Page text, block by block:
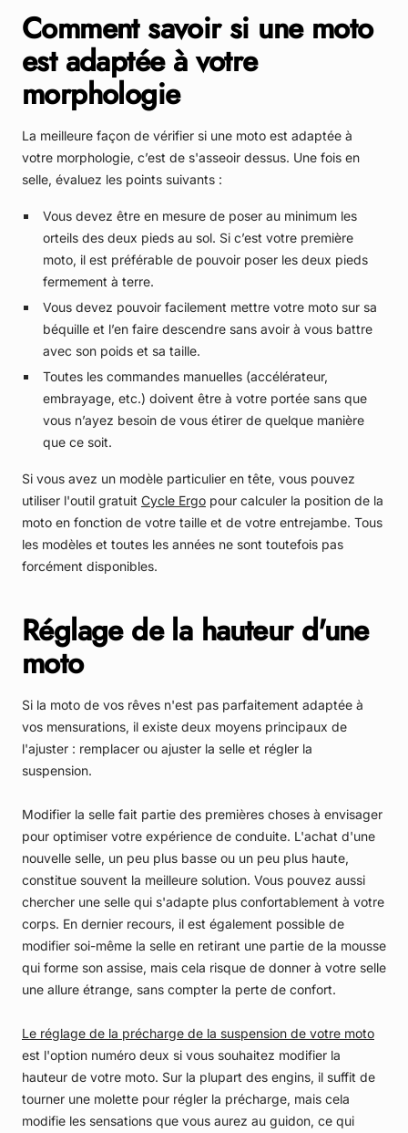
Comment savoir si une moto
est adaptée à votre
morphologie
La meilleure façon de vérifier si une moto est adaptée à
votre morphologie, c’est de s'asseoir dessus. Une fois en
selle, évaluez les points suivants :
Vous devez être en mesure de poser au minimum les
orteils des deux pieds au sol. Si c’est votre première
moto, il est préférable de pouvoir poser les deux pieds
fermement à terre.
Vous devez pouvoir facilement mettre votre moto sur sa
béquille et l’en faire descendre sans avoir à vous battre
avec son poids et sa taille.
Toutes les commandes manuelles (accélérateur,
embrayage, etc.) doivent être à votre portée sans que
vous n’ayez besoin de vous étirer de quelque manière
que ce soit.
Si vous avez un modèle particulier en tête, vous pouvez
utiliser l'outil gratuit Cycle Ergo pour calculer la position de la
moto en fonction de votre taille et de votre entrejambe. Tous
les modèles et toutes les années ne sont toutefois pas
forcément disponibles.
Réglage de la hauteur d'une
moto
Si la moto de vos rêves n'est pas parfaitement adaptée à
vos mensurations, il existe deux moyens principaux de
l'ajuster : remplacer ou ajuster la selle et régler la
suspension.
Modifier la selle fait partie des premières choses à envisager
pour optimiser votre expérience de conduite. L'achat d'une
nouvelle selle, un peu plus basse ou un peu plus haute,
constitue souvent la meilleure solution. Vous pouvez aussi
chercher une selle qui s'adapte plus confortablement à votre
corps. En dernier recours, il est également possible de
modifier soi-même la selle en retirant une partie de la mousse
qui forme son assise, mais cela risque de donner à votre selle
une allure étrange, sans compter la perte de confort.
Le réglage de la précharge de la suspension de votre moto
est l'option numéro deux si vous souhaitez modifier la
hauteur de votre moto. Sur la plupart des engins, il suffit de
tourner une molette pour régler la précharge, mais cela
modifie les sensations que vous aurez au guidon, ce qui